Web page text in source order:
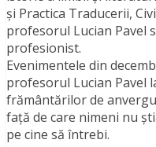
şi Practica Traducerii,
profesorul Lucian Pavel
profesionist.
Evenimentele din
profesorul Lucian Pavel
frământărilor de
faţă de care nimeni nu
pe cine să întrebi.